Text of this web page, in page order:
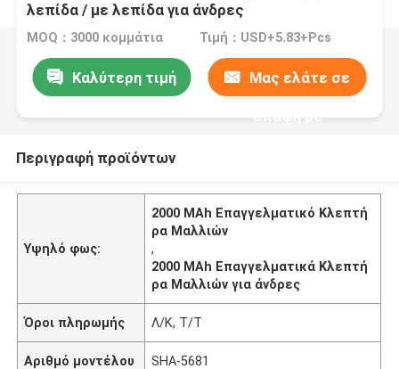
λεπίδα / με λεπίδα για άνδρες
MOQ：3000 κομμάτια Τιμή：USD+5.83+Pcs
Καλύτερη τιμή Μας ελάτε σε
επαφή με
Περιγραφή προϊόντων
Υψηλό φως:
2000 MAh Επαγγελματικό Κλεπτή
ρα Μαλλιών
,
2000 MAh Επαγγελματικά Κλεπτή
ρα Μαλλιών για άνδρες
Όροι πληρωμής Λ/Κ, Τ/Τ
Αριθμό μοντέλου SHA-5681